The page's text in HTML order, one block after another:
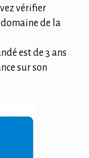
vérifier
domaine de la
est de 3 ans
sur son